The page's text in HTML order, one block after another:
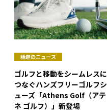
話題のニュース
ゴルフと移動をシームレスに
つなぐハンズフリーゴルフシ
ューズ「Athens Golf（アテ
ネ ゴルフ）」新登場